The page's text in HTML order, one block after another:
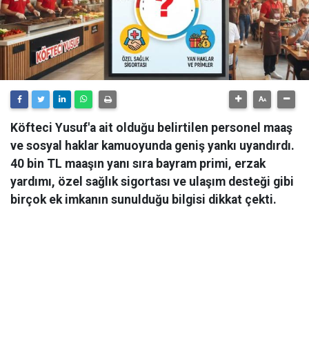
Köfteci Yusuf'a ait olduğu belirtilen personel maaş
ve sosyal haklar kamuoyunda geniş yankı uyandırdı.
40 bin TL maaşın yanı sıra bayram primi, erzak
yardımı, özel sağlık sigortası ve ulaşım desteği gibi
birçok ek imkanın sunulduğu bilgisi dikkat çekti.